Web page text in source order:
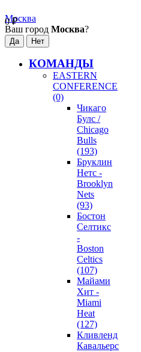
0₽
Москва
Ваш город Москва?
КОМАНДЫ
EASTERN
CONFERENCE
(0)
Чикаго
Булс /
Chicago
Bulls
(193)
Бруклин
Нетс -
Brooklyn
Nets
(93)
Бостон
Селтикс
-
Boston
Celtics
(107)
Майами
Хит -
Miami
Heat
(127)
Кливленд
Кавальерс